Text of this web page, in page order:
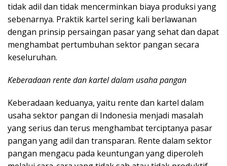
tidak adil dan tidak mencerminkan biaya produksi yang
sebenarnya. Praktik kartel sering kali berlawanan
dengan prinsip persaingan pasar yang sehat dan dapat
menghambat pertumbuhan sektor pangan secara
keseluruhan.
Keberadaan rente dan kartel dalam usaha pangan
Keberadaan keduanya, yaitu rente dan kartel dalam
usaha sektor pangan di Indonesia menjadi masalah
yang serius dan terus menghambat terciptanya pasar
pangan yang adil dan transparan. Rente dalam sektor
pangan mengacu pada keuntungan yang diperoleh